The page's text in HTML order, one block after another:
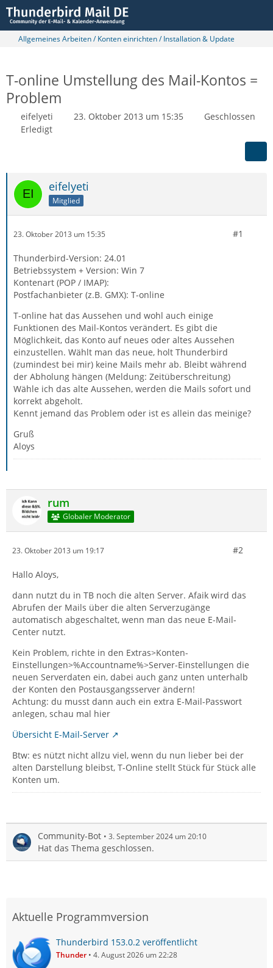
Allgemeines Arbeiten / Konten einrichten / Installation & Update
T-online Umstellung des Mail-Kontos =
Problem
eifelyeti 23. Oktober 2013 um 15:35
Geschlossen
Erledigt
eifelyeti
Mitglied
23. Oktober 2013 um 15:35 #1
Thunderbird-Version: 24.01
Betriebssystem + Version: Win 7
Kontenart (POP / IMAP):
Postfachanbieter (z.B. GMX): T-online
T-online hat das Aussehen und wohl auch einige
Funktionen des Mail-Kontos verändert. Es gibt die
Möglichkeit, das Konto auf neues oder altes Aussehen
einzustellen. Wählt man das neue, holt Thunderbird
(zumindest bei mir) keine Mails mehr ab. Bleibt während
der Abholung hängen (Meldung: Zeitüberschreitung)
Wähle ich das alte Aussehen, werden die Mails sofort und
korrekt abgeholt.
Kennt jemand das Problem oder ist es allein das meinige?
Gruß
Aloys
rum
Globaler Moderator
23. Oktober 2013 um 19:17 #2
Hallo Aloys,
dann nutzt du in TB noch die alten Server. Afaik wird das
Abrufen der Mails über die alten Serverzugänge
automatisch abgeschaltet, wenn man das neue E-Mail-
Center nutzt.
Kein Problem, richte in den Extras>Konten-
Einstellungen>%Accountname%>Server-Einstellungen die
neuen Serverdaten ein, dabei auch ganz unten unterhalb
der Konten den Postausgangsserver ändern!
Achtung: du musst dann auch ein extra E-Mail-Passwort
anlegen, schau mal hier
Übersicht E-Mail-Server
Btw: es nützt nicht allzu viel, wenn du nun lieber bei der
alten Darstellung bleibst, T-Online stellt Stück für Stück alle
Konten um.
Community-Bot 3. September 2024 um 20:10
Hat das Thema geschlossen.
Aktuelle Programmversion
Thunderbird 153.0.2 veröffentlicht
Thunder 4. August 2026 um 22:28